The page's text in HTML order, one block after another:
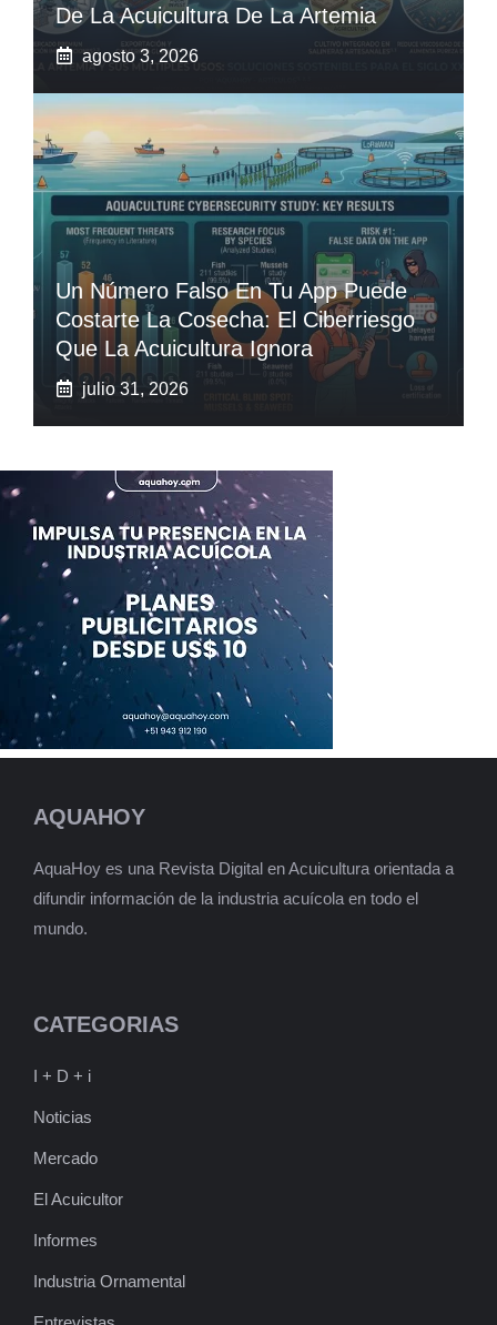
De La Acuicultura De La Artemia
agosto 3, 2026
Un Número Falso En Tu App Puede
Costarte La Cosecha: El Ciberriesgo
Que La Acuicultura Ignora
julio 31, 2026
AQUAHOY
AquaHoy es una Revista Digital en Acuicultura orientada a
difundir información de la industria acuícola en todo el
mundo.
CATEGORIAS
I + D + i
Noticias
Mercado
El Acuicultor
Informes
Industria Ornamental